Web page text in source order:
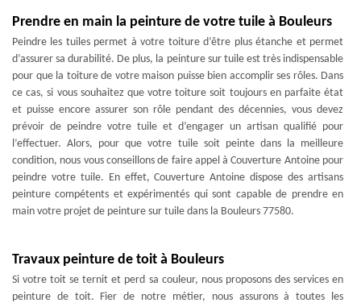
Prendre en main la peinture de votre tuile à Bouleurs
Peindre les tuiles permet à votre toiture d’être plus étanche et permet
d’assurer sa durabilité. De plus, la peinture sur tuile est très indispensable
pour que la toiture de votre maison puisse bien accomplir ses rôles. Dans
ce cas, si vous souhaitez que votre toiture soit toujours en parfaite état
et puisse encore assurer son rôle pendant des décennies, vous devez
prévoir de peindre votre tuile et d’engager un artisan qualifié pour
l’effectuer. Alors, pour que votre tuile soit peinte dans la meilleure
condition, nous vous conseillons de faire appel à Couverture Antoine pour
peindre votre tuile. En effet, Couverture Antoine dispose des artisans
peinture compétents et expérimentés qui sont capable de prendre en
main votre projet de peinture sur tuile dans la Bouleurs 77580.
Travaux peinture de toit à Bouleurs
Si votre toit se ternit et perd sa couleur, nous proposons des services en
peinture de toit. Fier de notre métier, nous assurons à toutes les